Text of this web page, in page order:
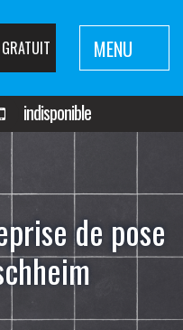
MENU
indisponible
de pose